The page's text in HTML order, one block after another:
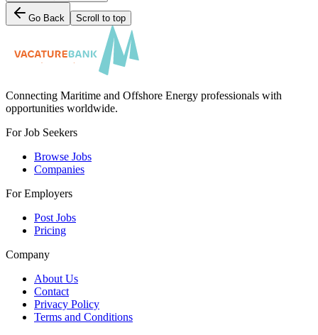
Go Back Scroll to top
Connecting Maritime and Offshore Energy professionals with
opportunities worldwide.
For Job Seekers
Browse Jobs
Companies
For Employers
Post Jobs
Pricing
Company
About Us
Contact
Privacy Policy
Terms and Conditions